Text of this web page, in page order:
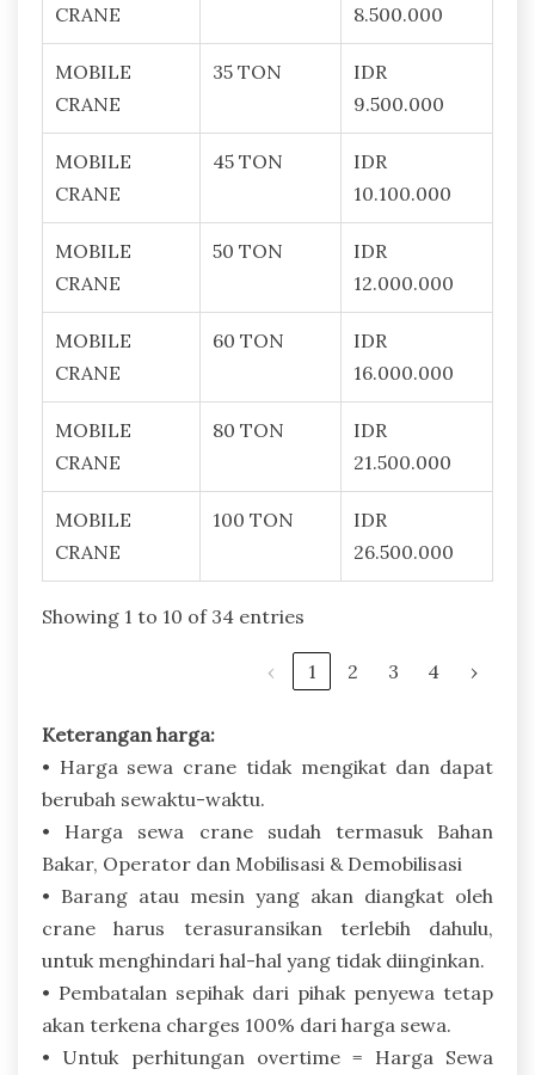
CRANE
8.500.000
MOBILE
CRANE
35 TON
IDR
9.500.000
MOBILE
CRANE
45 TON
IDR
10.100.000
MOBILE
CRANE
50 TON
IDR
12.000.000
MOBILE
CRANE
60 TON
IDR
16.000.000
MOBILE
CRANE
80 TON
IDR
21.500.000
MOBILE
CRANE
100 TON
IDR
26.500.000
Showing 1 to 10 of 34 entries
‹ 1 2 3 4 ›
Keterangan harga:
• Harga sewa crane tidak mengikat dan dapat
berubah sewaktu-waktu.
• Harga sewa crane sudah termasuk Bahan
Bakar, Operator dan Mobilisasi & Demobilisasi
• Barang atau mesin yang akan diangkat oleh
crane harus terasuransikan terlebih dahulu,
untuk menghindari hal-hal yang tidak diinginkan.
• Pembatalan sepihak dari pihak penyewa tetap
akan terkena charges 100% dari harga sewa.
• Untuk perhitungan overtime = Harga Sewa